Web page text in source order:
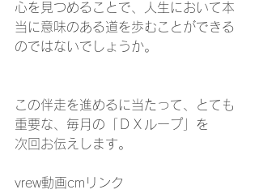
心を見つめることで、人生において本
当に意味のある道を歩むことができる
のではないでしょうか。
この伴走を進めるに当たって、とても
重要な、毎月の「ＤＸループ」を
次回お伝えします。
vrew動画cmリンク